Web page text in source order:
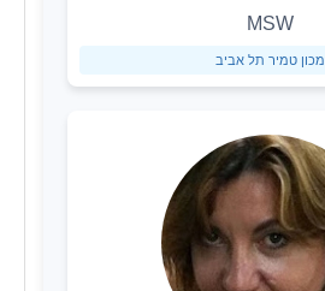
MSW
מכון טמיר תל אביב